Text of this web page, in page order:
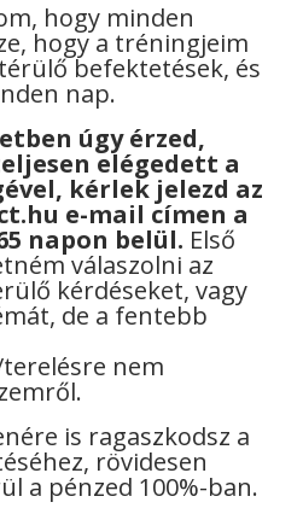
hogy minden
hogy a tréningjeim
befektetések, és
nap.
úgy érzed,
elégedett a
kérlek jelezd az
e-mail címen a
napon belül. Első
válaszolni az
kérdéseket, vagy
de a fentebb
nem
is ragaszkodsz a
rövidesen
a pénzed 100%-ban.